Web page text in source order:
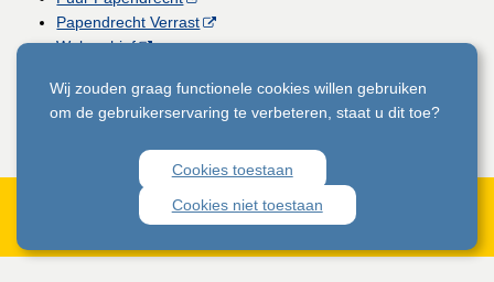
Wij zouden graag functionele cookies willen gebruiken
om de gebruikerservaring te verbeteren, staat u dit toe?
Cookies toestaan
Cookies niet toestaan
Papendrecht Verrast
Webarchief
Gemeentemagazine
Licht voor Papendrecht
Toegankelijkheid website
Proclaimer Open Data
Zwakke plek gevonden?